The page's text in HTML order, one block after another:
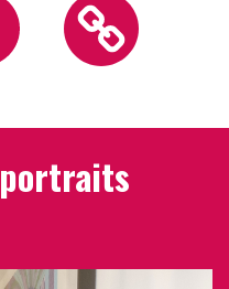
portraits